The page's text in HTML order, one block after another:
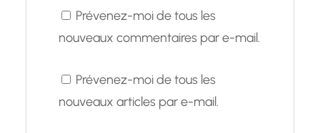
Prévenez-moi de tous les
nouveaux commentaires par e-mail.
Prévenez-moi de tous les
nouveaux articles par e-mail.